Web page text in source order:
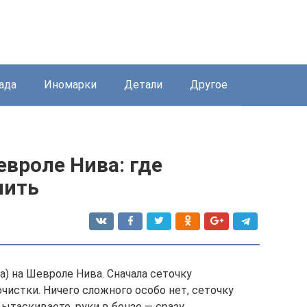
Иномарки Детали Другое
Нива: где
на Шевроле Нива. Сначала сеточку
Ничего сложного особо нет, сеточку